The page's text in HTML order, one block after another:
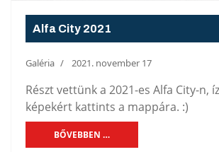
Alfa City 2021
Galéria 2021. november 17
Részt vettünk a 2021-es Alfa City-n,
képekért kattints a mappára. :)
BŐVEBBEN …